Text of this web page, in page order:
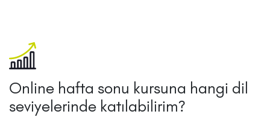
Online hafta sonu kursuna hangi dil
seviyelerinde katılabilirim?